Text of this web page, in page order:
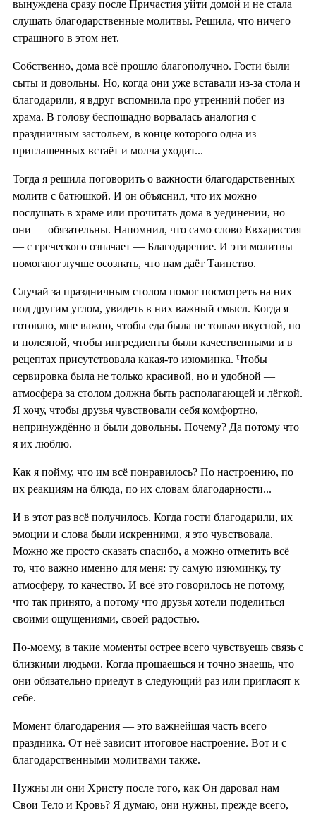
вынуждена сразу после Причастия уйти домой и не стала
слушать благодарственные молитвы. Решила, что ничего
страшного в этом нет.
Собственно, дома всё прошло благополучно. Гости были
сыты и довольны. Но, когда они уже вставали из-за стола и
благодарили, я вдруг вспомнила про утренний побег из
храма. В голову беспощадно ворвалась аналогия с
праздничным застольем, в конце которого одна из
приглашенных встаёт и молча уходит...
Тогда я решила поговорить о важности благодарственных
молитв с батюшкой. И он объяснил, что их можно
послушать в храме или прочитать дома в уединении, но
они — обязательны. Напомнил, что само слово Евхаристия
— с греческого означает — Благодарение. И эти молитвы
помогают лучше осознать, что нам даёт Таинство.
Случай за праздничным столом помог посмотреть на них
под другим углом, увидеть в них важный смысл. Когда я
готовлю, мне важно, чтобы еда была не только вкусной, но
и полезной, чтобы ингредиенты были качественными и в
рецептах присутствовала какая-то изюминка. Чтобы
сервировка была не только красивой, но и удобной —
атмосфера за столом должна быть располагающей и лёгкой.
Я хочу, чтобы друзья чувствовали себя комфортно,
непринуждённо и были довольны. Почему? Да потому что
я их люблю.
Как я пойму, что им всё понравилось? По настроению, по
их реакциям на блюда, по их словам благодарности...
И в этот раз всё получилось. Когда гости благодарили, их
эмоции и слова были искренними, я это чувствовала.
Можно же просто сказать спасибо, а можно отметить всё
то, что важно именно для меня: ту самую изюминку, ту
атмосферу, то качество. И всё это говорилось не потому,
что так принято, а потому что друзья хотели поделиться
своими ощущениями, своей радостью.
По-моему, в такие моменты острее всего чувствуешь связь с
близкими людьми. Когда прощаешься и точно знаешь, что
они обязательно приедут в следующий раз или пригласят к
себе.
Момент благодарения — это важнейшая часть всего
праздника. От неё зависит итоговое настроение. Вот и с
благодарственными молитвами также.
Нужны ли они Христу после того, как Он даровал нам
Свои Тело и Кровь? Я думаю, они нужны, прежде всего,